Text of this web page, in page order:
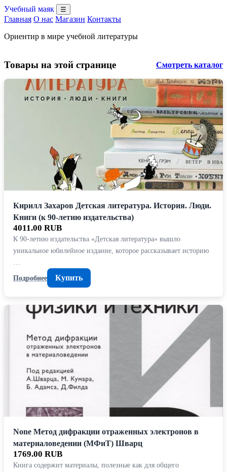
Учебный маяк ☰
Главная О нас Магазин Контакты
Ориентир в мире учебной литературы
Товары на этой странице Смотреть каталог
Кирилл Захаров Детская литература. История. Люди.
Книги (к 90-летию издательства)
4011.00 RUB
К 90-летию издательства «Детская литература» вышло
уникальное юбилейное издание, которое рассказывает историю
Подробнее
Купить
None Метод дифракции отраженных электронов в
материаловедении (МФиТ) Шварц
1769.00 RUB
Книга содержит материалы, полезные как для общего